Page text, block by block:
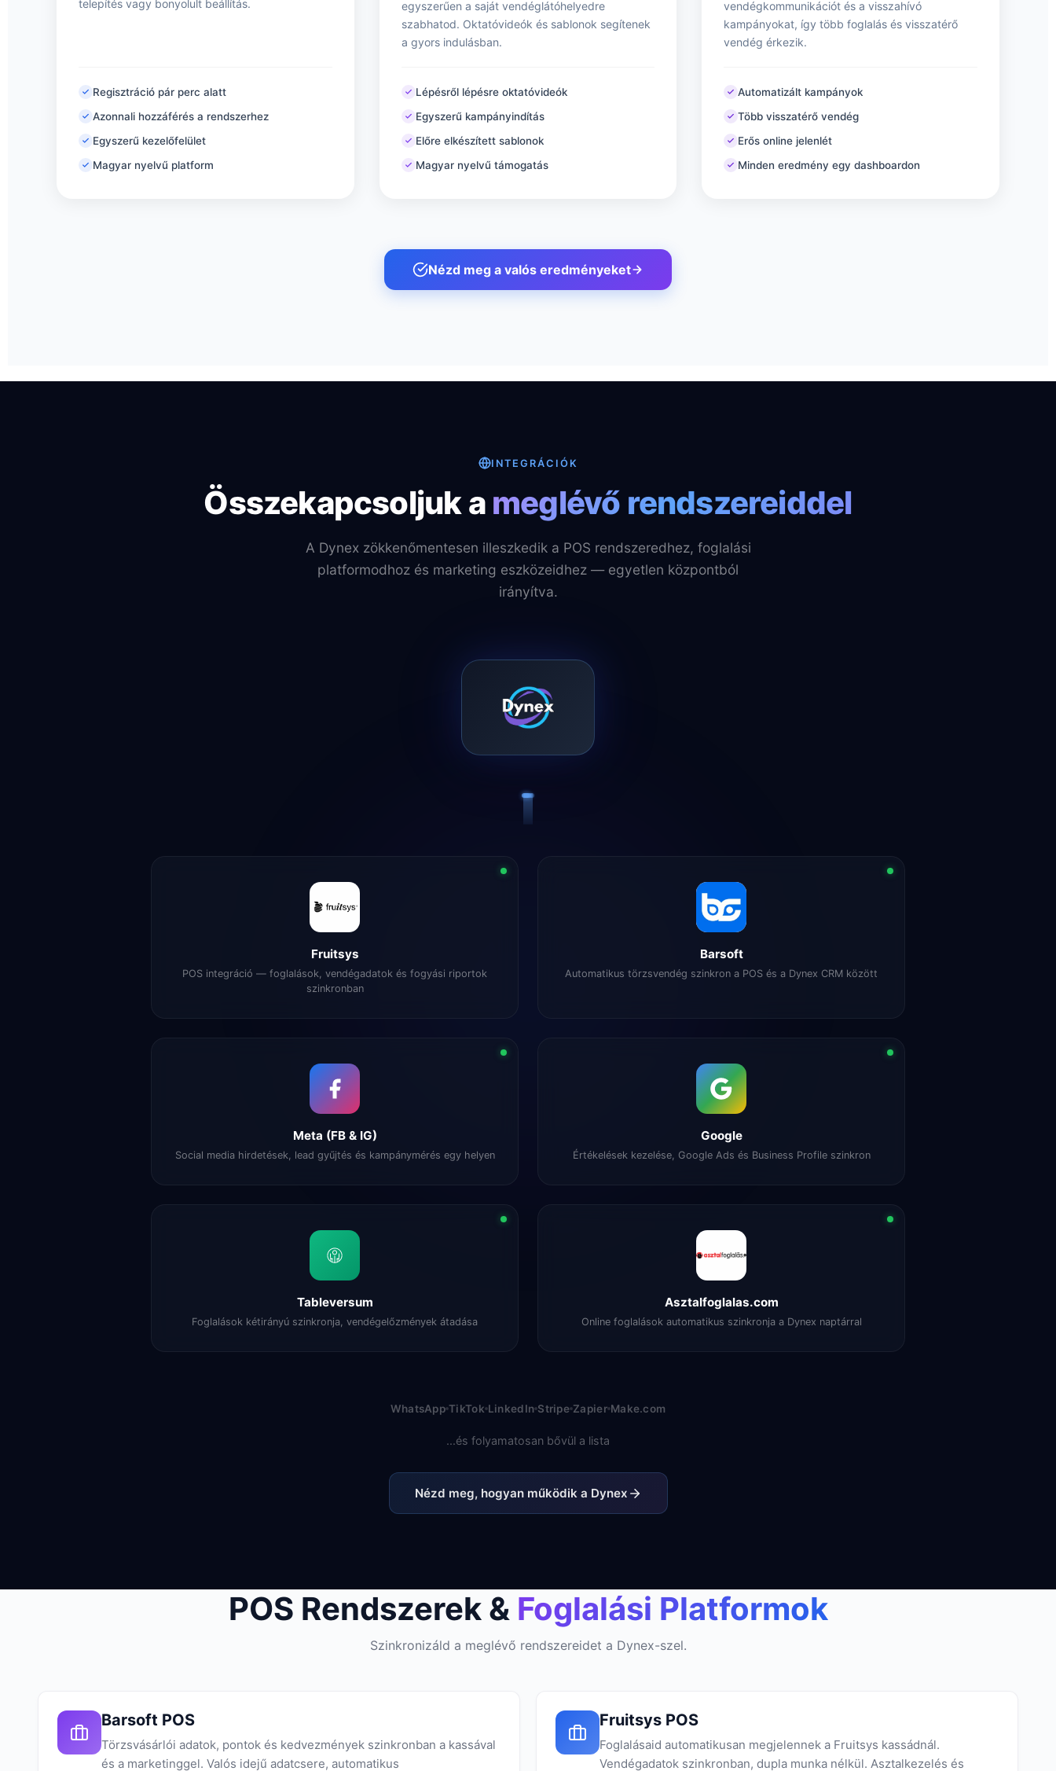
telepítés vagy bonyolult beállítás.
Regisztráció pár perc alatt
Azonnali hozzáférés a rendszerhez
Egyszerű kezelőfelület
Magyar nyelvű platform
egyszerűen a saját vendéglátóhelyedre
szabhatod. Oktatóvideók és sablonok segítenek
a gyors indulásban.
Lépésről lépésre oktatóvideók
Egyszerű kampányindítás
Előre elkészített sablonok
Magyar nyelvű támogatás
vendégkommunikációt és a visszahívó
kampányokat, így több foglalás és visszatérő
vendég érkezik.
Automatizált kampányok
Több visszatérő vendég
Erős online jelenlét
Minden eredmény egy dashboardon
Nézd meg a valós eredményeket
INTEGRÁCIÓK
Összekapcsoljuk a meglévő rendszereiddel
A Dynex zökkenőmentesen illeszkedik a POS rendszeredhez, foglalási
platformodhoz és marketing eszközeidhez — egyetlen központból
irányítva.
Fruitsys
POS integráció — foglalások, vendégadatok és fogyási riportok
szinkronban
Barsoft
Automatikus törzsvendég szinkron a POS és a Dynex CRM között
Meta (FB & IG)
Social media hirdetések, lead gyűjtés és kampánymérés egy helyen
Google
Értékelések kezelése, Google Ads és Business Profile szinkron
Tableversum
Foglalások kétirányú szinkronja, vendégelőzmények átadása
Asztalfoglalas.com
Online foglalások automatikus szinkronja a Dynex naptárral
WhatsApp TikTok LinkedIn Stripe Zapier Make.com
...és folyamatosan bővül a lista
Nézd meg, hogyan működik a Dynex
POS Rendszerek & Foglalási Platformok
Szinkronizáld a meglévő rendszereidet a Dynex-szel.
Barsoft POS
Törzsvásárlói adatok, pontok és kedvezmények szinkronban a kassával
és a marketinggel. Valós idejű adatcsere, automatikus
Fruitsys POS
Foglalásaid automatikusan megjelennek a Fruitsys kassádnál.
Vendégadatok szinkronban, dupla munka nélkül. Asztalkezelés és